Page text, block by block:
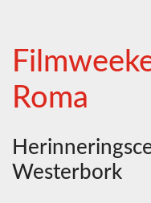
Roma
Westerbork